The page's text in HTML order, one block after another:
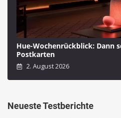
Hue-Wochenrückblick: Dann
Postkarten
2. August 2026
Neueste Testberichte